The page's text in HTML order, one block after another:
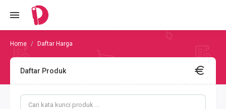
Daftar Harga
Daftar Produk